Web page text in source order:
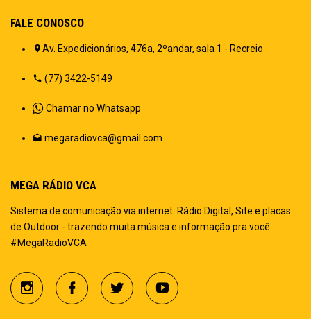
FALE CONOSCO
Av. Expedicionários, 476a, 2ºandar, sala 1 - Recreio
(77) 3422-5149
Chamar no Whatsapp
megaradiovca@gmail.com
MEGA RÁDIO VCA
Sistema de comunicação via internet. Rádio Digital, Site e placas
de Outdoor - trazendo muita música e informação pra você.
#MegaRadioVCA